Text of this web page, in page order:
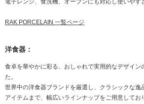
電子レンジ、食洗機、オーブンにも対応し使いやす
RAK PORCELAIN 一覧ページ
洋食器：
食卓を華やかに彩る、おしゃれで実用的なデザイン
た。
世界中の洋食器ブランドを厳選し、クラシックな逸
アイテムまで、幅広いラインナップをご用意してお